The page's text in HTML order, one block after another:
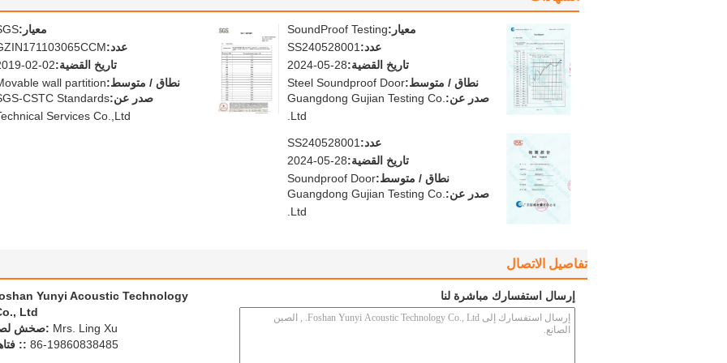
معيار:SoundProof Testing
عدد: SS240528001
تاريخ القضية:2024-05-28
نطاق / متوسط:Steel Soundproof Door
صدر عن: Guangdong Gujian Testing Co.
Ltd.
معيار:
عدد:
تاريخ القضية:02-02
نطاق / متوسط:wall partition
صدر عن:CSTC Standards
Services Co.,Ltd
عدد: SS240528001
تاريخ القضية:2024-05-28
نطاق / متوسط:Soundproof Door
صدر عن: Guangdong Gujian Testing Co.
Ltd.
تفاصيل الاتصال
Yunyi Acoustic Technology
Ltd.
اتصل Mrs. Ling Xu
86-19860838485
إرسال استفسارك مباشرة لنا